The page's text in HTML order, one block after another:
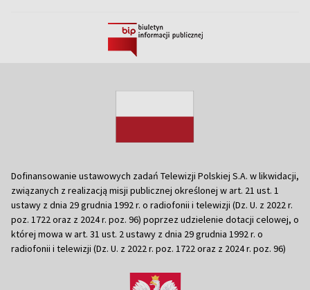
Dofinansowanie ustawowych zadań Telewizji Polskiej S.A. w likwidacji,
związanych z realizacją misji publicznej określonej w art. 21 ust. 1
ustawy z dnia 29 grudnia 1992 r. o radiofonii i telewizji (Dz. U. z 2022 r.
poz. 1722 oraz z 2024 r. poz. 96) poprzez udzielenie dotacji celowej, o
której mowa w art. 31 ust. 2 ustawy z dnia 29 grudnia 1992 r. o
radiofonii i telewizji (Dz. U. z 2022 r. poz. 1722 oraz z 2024 r. poz. 96)